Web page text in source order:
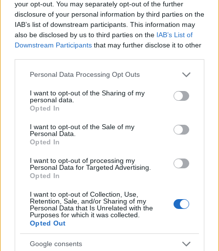
your opt-out. You may separately opt-out of the further
disclosure of your personal information by third parties on the
IAB’s list of downstream participants. This information may
also be disclosed by us to third parties on the IAB’s List of
Downstream Participants that may further disclose it to other
Please note that this website/app uses one or more Google
not limited to your visit or usage behaviour. You may click to
grant or deny consent to Google and its third-party tags to
use your data for below specified purposes in below Google
consent section.
Personal Data Processing Opt Outs
I want to opt-out of the Sharing of my
personal data.
Opted In
I want to opt-out of the Sale of my
Personal Data.
Opted In
I want to opt-out of processing my
Personal Data for Targeted Advertising.
Opted In
I want to opt-out of Collection, Use,
Retention, Sale, and/or Sharing of my
Personal Data that Is Unrelated with the
Purposes for which it was collected.
Opted Out
Google consents
νεκρό ζευγάρι στην Κεφαλονιά – Νέες
φρικιαστικές αποκαλύψεις
06:2303.01.18
Κεφαλονιά: Σοκαρισμένη η τοπική κοινωνία
με το νεκρό ζευγάρι – Τα στοιχεία που
“μαρτυρούν” σατανιστική τελετή